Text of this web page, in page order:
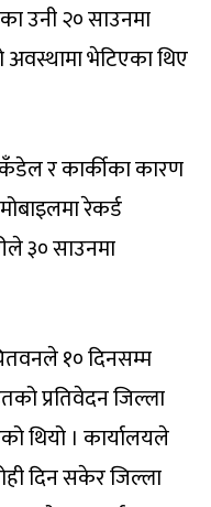
उनी २० साउनमा
भेटिएका थिए
र कार्कीका कारण
रेकर्ड
३० साउनमा
१० दिनसम्म
प्रतिवेदन जिल्ला
थियो । कार्यालयले
दिन सकेर जिल्ला